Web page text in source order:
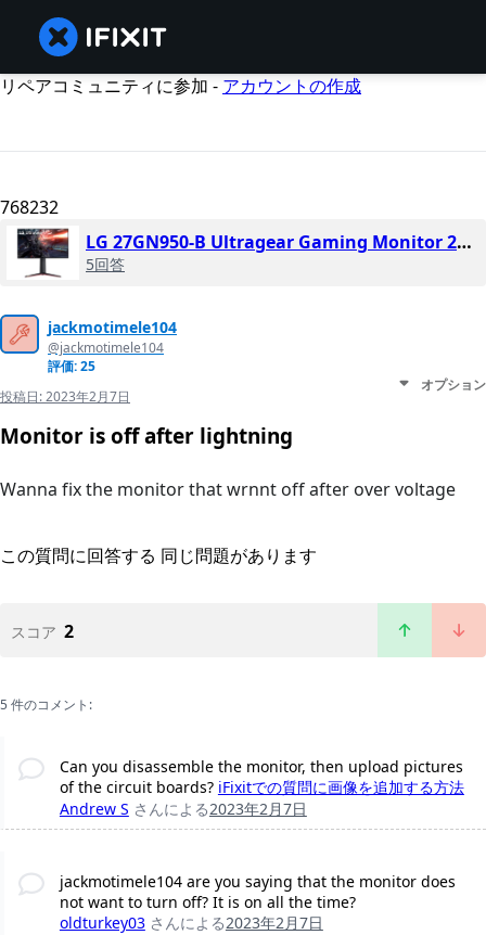
リペアコミュニティに参加 - アカウントの作成
768232
LG 27GN950-B Ultragear Gaming Monitor 27” UHD
5回答
jackmotimele104
@jackmotimele104
評価: 25
投稿日:2023年2月7日
オプション
Monitor is off after lightning
Wanna fix the monitor that wrnnt off after over voltage
この質問に回答する 同じ問題があります
スコア 2
5 件のコメント:
Can you disassemble the monitor, then upload pictures
of the circuit boards? iFixitでの質問に画像を追加する方法
Andrew S さんによる2023年2月7日
jackmotimele104 are you saying that the monitor does
not want to turn off? It is on all the time?
oldturkey03 さんによる2023年2月7日